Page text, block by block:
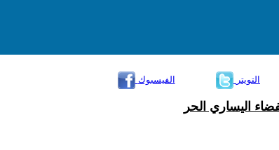
الفيسبوك
التويتر
اليساري الحر